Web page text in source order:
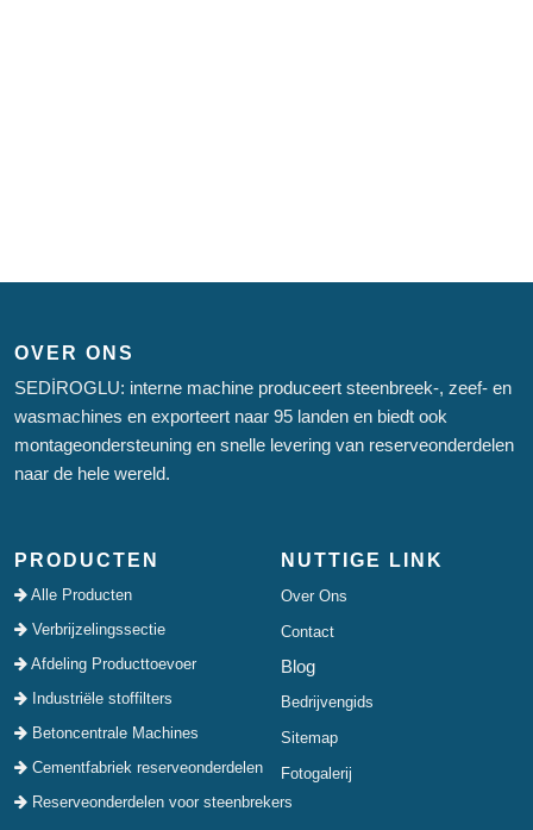
OVER ONS
SEDİROGLU: interne machine produceert steenbreek-, zeef- en
wasmachines en exporteert naar 95 landen en biedt ook
montageondersteuning en snelle levering van reserveonderdelen
naar de hele wereld.
PRODUCTEN
Alle Producten
Verbrijzelingssectie
Afdeling Producttoevoer
Industriële stoffilters
Betoncentrale Machines
Cementfabriek reserveonderdelen
Reserveonderdelen voor steenbrekers
NUTTIGE LINK
Over Ons
Contact
Blog
Bedrijvengids
Sitemap
Fotogalerij